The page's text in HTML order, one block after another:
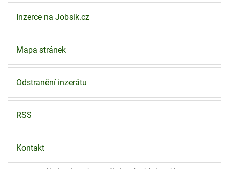
Inzerce na Jobsik.cz
Mapa stránek
Odstranění inzerátu
RSS
Kontakt